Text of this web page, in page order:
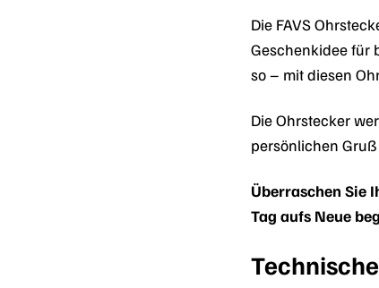
Die FAVS
Geschenkidee für
so – mit diesen
Die Ohrstecker
persönlichen
Überraschen Sie
Tag aufs Neue